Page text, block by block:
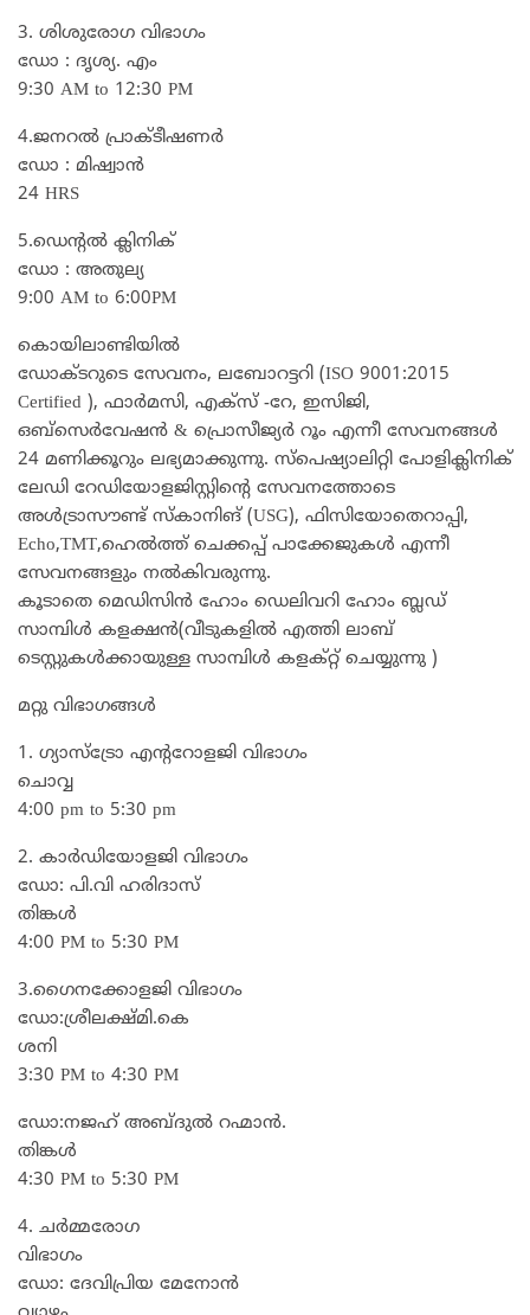
3. ശിശുരോഗ വിഭാഗം
ഡോ : ദൃശ്യ. എം
9:30 AM to 12:30 PM
4.ജനറൽ പ്രാക്ടീഷണർ
ഡോ : മിഷ്വാൻ
24 HRS
5.ഡെന്റൽ ക്ലിനിക്
ഡോ : അതുല്യ
9:00 AM to 6:00PM
കൊയിലാണ്ടിയില്‍
ഡോക്ടറുടെ സേവനം, ലബോറട്ടറി (ISO 9001:2015
Certified ), ഫാര്‍മസി, എക്‌സ് -റേ, ഇസിജി,
ഒബ്‌സെര്‍വേഷന്‍ & പ്രൊസീജ്യര്‍ റൂം എന്നീ സേവനങ്ങള്‍
24 മണിക്കൂറും ലഭ്യമാക്കുന്നു. സ്‌പെഷ്യാലിറ്റി പോളിക്ലിനിക്
ലേഡി റേഡിയോളജിസ്റ്റിന്റെ സേവനത്തോടെ
അള്‍ട്രാസൗണ്ട് സ്‌കാനിങ് (USG), ഫിസിയോതെറാപ്പി,
Echo,TMT,ഹെല്‍ത്ത് ചെക്കപ്പ് പാക്കേജുകള്‍ എന്നീ
സേവനങ്ങളും നല്‍കിവരുന്നു.
കൂടാതെ മെഡിസിൻ ഹോം ഡെലിവറി ഹോം ബ്ലഡ്‌
സാമ്പിൾ കളക്ഷൻ(വീടുകളിൽ എത്തി ലാബ്
ടെസ്റ്റുകൾക്കായുള്ള സാമ്പിൾ കളക്റ്റ് ചെയ്യുന്നു )
മറ്റു വിഭാഗങ്ങൾ
1. ഗ്യാസ്ട്രോ എന്ററോളജി വിഭാഗം
ചൊവ്വ
4:00 pm to 5:30 pm
2. കാർഡിയോളജി വിഭാഗം
ഡോ: പി.വി ഹരിദാസ്
തിങ്കൾ
4:00 PM to 5:30 PM
3.ഗൈനക്കോളജി വിഭാഗം
ഡോ:ശ്രീലക്ഷ്മി.കെ
ശനി
3:30 PM to 4:30 PM
ഡോ:നജഹ് അബ്ദുൽ റഹ്മാൻ.
തിങ്കൾ
4:30 PM to 5:30 PM
4. ചർമ്മരോഗ
വിഭാഗം
ഡോ: ദേവിപ്രിയ മേനോൻ